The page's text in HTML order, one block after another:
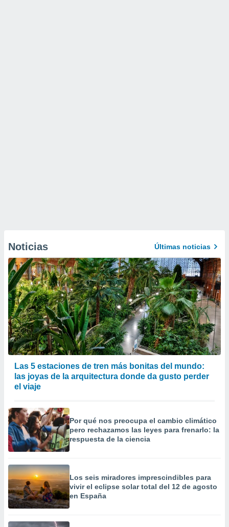
Noticias Últimas noticias
Las 5 estaciones de tren más bonitas del mundo:
las joyas de la arquitectura donde da gusto perder
el viaje
Por qué nos preocupa el cambio climático
pero rechazamos las leyes para frenarlo: la
respuesta de la ciencia
Los seis miradores imprescindibles para
vivir el eclipse solar total del 12 de agosto
en España